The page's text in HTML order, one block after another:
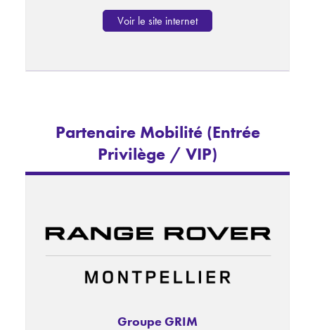
Voir le site internet
Partenaire Mobilité (Entrée
Privilège / VIP)
Groupe GRIM